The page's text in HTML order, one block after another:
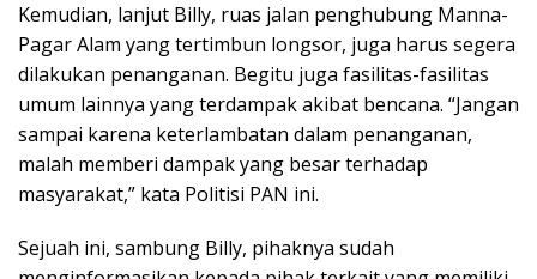
Kemudian, lanjut Billy, ruas jalan penghubung Manna-
Pagar Alam yang tertimbun longsor, juga harus segera
dilakukan penanganan. Begitu juga fasilitas-fasilitas
umum lainnya yang terdampak akibat bencana. “Jangan
sampai karena keterlambatan dalam penanganan,
malah memberi dampak yang besar terhadap
masyarakat,” kata Politisi PAN ini.
Sejuah ini, sambung Billy, pihaknya sudah